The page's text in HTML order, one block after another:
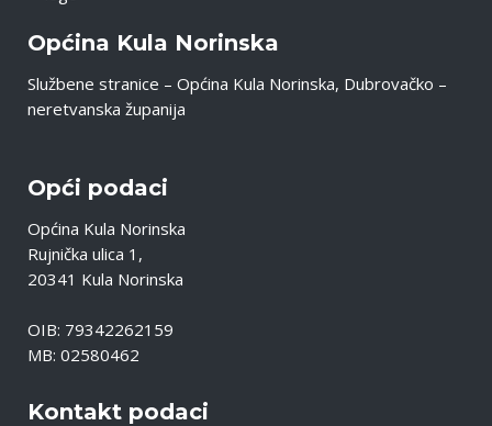
Općina Kula Norinska
Službene stranice – Općina Kula Norinska, Dubrovačko –
neretvanska županija
Opći podaci
Općina Kula Norinska
Rujnička ulica 1,
20341 Kula Norinska
OIB: 79342262159
MB: 02580462
Kontakt podaci